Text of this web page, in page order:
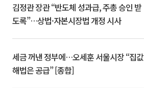
김정관 장관 “반도체 성과급, 주총 승인 받
도록”…상법·자본시장법 개정 시사
세금 꺼낸 정부에…오세훈 서울시장 “집값
해법은 공급” [종합]